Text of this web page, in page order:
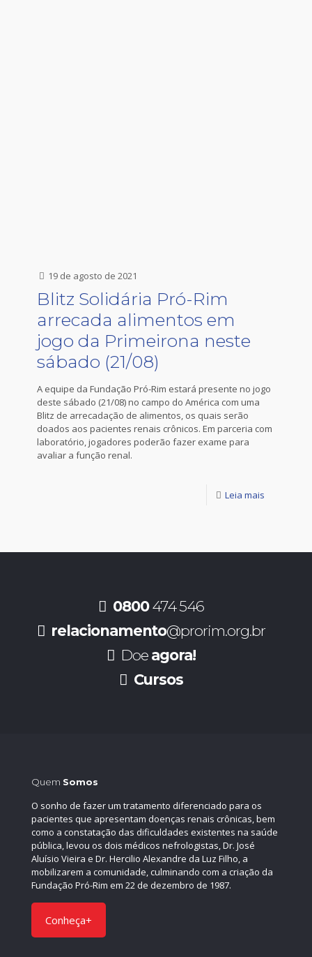
19 de agosto de 2021
Blitz Solidária Pró-Rim
arrecada alimentos em
jogo da Primeirona neste
sábado (21/08)
A equipe da Fundação Pró-Rim estará presente no jogo
deste sábado (21/08) no campo do América com uma
Blitz de arrecadação de alimentos, os quais serão
doados aos pacientes renais crônicos. Em parceria com
laboratório, jogadores poderão fazer exame para
avaliar a função renal.
Leia mais
0800474 546
relacionamento@prorim.org.br
Doe agora!
Cursos
Quem Somos
O sonho de fazer um tratamento diferenciado para os
pacientes que apresentam doenças renais crônicas, bem
como a constatação das dificuldades existentes na saúde
pública, levou os dois médicos nefrologistas, Dr. José
Aluísio Vieira e Dr. Hercilio Alexandre da Luz Filho, a
mobilizarem a comunidade, culminando com a criação da
Fundação Pró-Rim em 22 de dezembro de 1987.
Conheça+